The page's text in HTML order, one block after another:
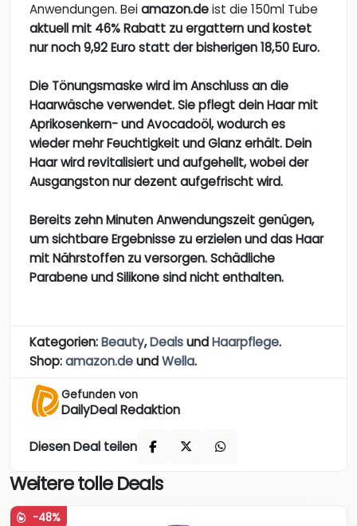
Anwendungen. Beiamazon.deist die 150ml Tube
aktuell mit 46% Rabatt zu ergattern und kostet
nur noch9,92 Euro statt der bisherigen 18,50 Euro.
Die Tönungsmaske wird im Anschluss an die
Haarwäsche verwendet. Sie pflegt dein Haar mit
Aprikosenkern- und Avocadoöl, wodurch es
wieder mehr Feuchtigkeit und Glanz erhält. Dein
Haar wird revitalisiert und aufgehellt, wobei der
Ausgangston nur dezent aufgefrischt wird.
Bereits zehn Minuten Anwendungszeit genügen,
um sichtbare Ergebnisse zu erzielen und das Haar
mit Nährstoffen zu versorgen. Schädliche
Parabene und Silikone sind nicht enthalten.
Kategorien:Beauty,DealsundHaarpflege.
Shop:amazon.deundWella.
Gefunden von
DailyDeal Redaktion
Diesen Deal teilen
Weitere tolle Deals
-48%